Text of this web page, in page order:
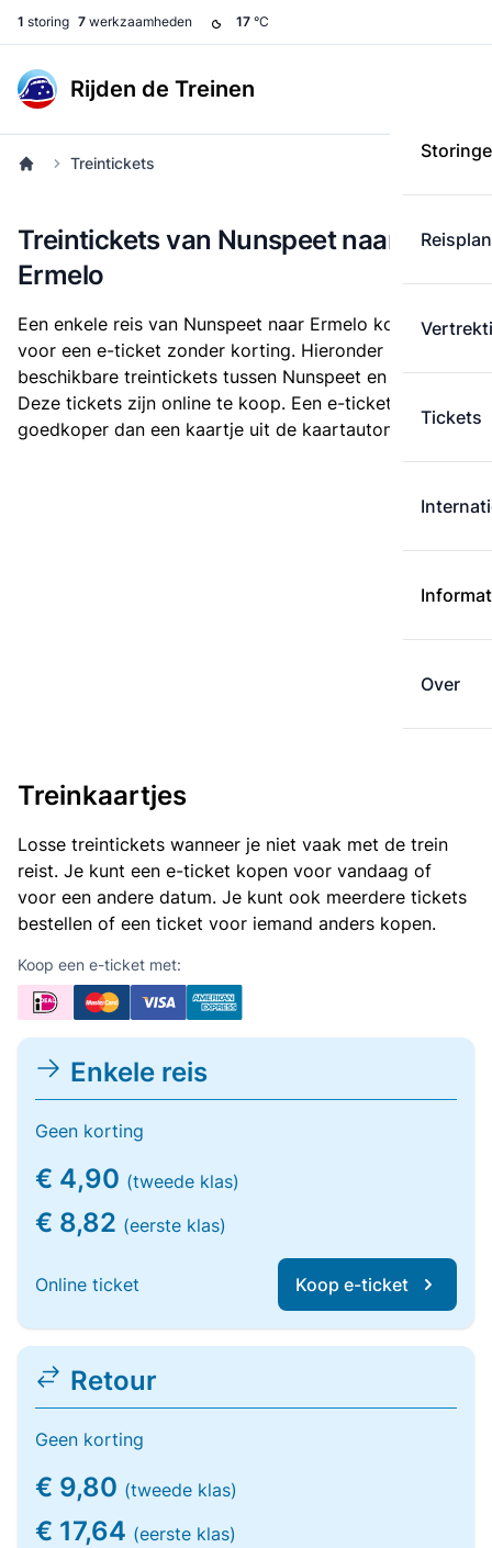
1 storing 7 werkzaamheden 17 °C
Rijden de Treinen
Tickets
Over
Treintickets
Treintickets van Nunspeet naar
Ermelo
Een enkele reis van Nunspeet naar Ermelo kost
€ 4,90
voor een e-ticket zonder korting. Hieronder staan alle
beschikbare treintickets tussen Nunspeet en Ermelo.
Deze tickets zijn online te koop. Een e-ticket is altijd
goedkoper dan een kaartje uit de kaartautomaat.
Treinkaartjes
Losse treintickets wanneer je niet vaak met de trein
reist. Je kunt een e-ticket kopen voor vandaag of
voor een andere datum. Je kunt ook meerdere tickets
bestellen of een ticket voor iemand anders kopen.
Koop een e-ticket met:
Enkele reis
Geen korting
€ 4,90 (tweede klas)
€ 8,82 (eerste klas)
Online ticket Koop e-ticket
Retour
Geen korting
€ 9,80 (tweede klas)
€ 17,64 (eerste klas)